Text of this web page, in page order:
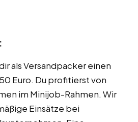
als Versandpacker einen
Euro. Du profitierst von
im Minijob-Rahmen. Wir
Einsätze bei